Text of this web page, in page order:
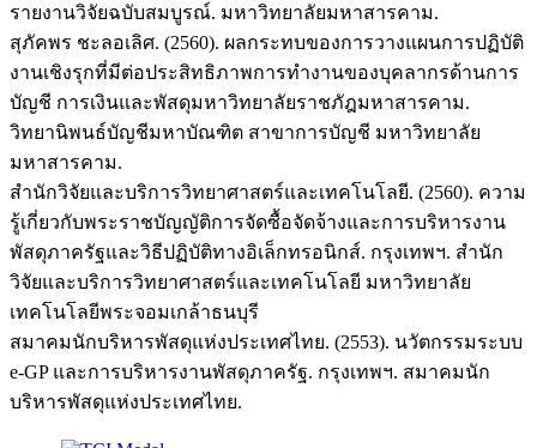
รายงานวิจัยฉบับสมบูรณ์. มหาวิทยาลัยมหาสารคาม.
สุภัคพร ชะลอเลิศ. (2560). ผลกระทบของการวางแผนการปฏิบัติ
งานเชิงรุกที่มีต่อประสิทธิภาพการทำงานของบุคลากรด้านการ
บัญชี การเงินและพัสดุมหาวิทยาลัยราชภัฎมหาสารคาม.
วิทยานิพนธ์บัญชีมหาบัณฑิต สาขาการบัญชี มหาวิทยาลัย
มหาสารคาม.
สำนักวิจัยและบริการวิทยาศาสตร์และเทคโนโลยี. (2560). ความ
รู้เกี่ยวกับพระราชบัญญัติการจัดซื้อจัดจ้างและการบริหารงาน
พัสดุภาครัฐและวิธีปฏิบัติทางอิเล็กทรอนิกส์. กรุงเทพฯ. สำนัก
วิจัยและบริการวิทยาศาสตร์และเทคโนโลยี มหาวิทยาลัย
เทคโนโลยีพระจอมเกล้าธนบุรี
สมาคมนักบริหารพัสดุแห่งประเทศไทย. (2553). นวัตกรรมระบบ
e-GP และการบริหารงานพัสดุภาครัฐ. กรุงเทพฯ. สมาคมนัก
บริหารพัสดุแห่งประเทศไทย.